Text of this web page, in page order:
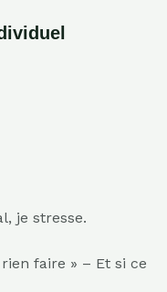
je stresse.
faire » – Et si ce